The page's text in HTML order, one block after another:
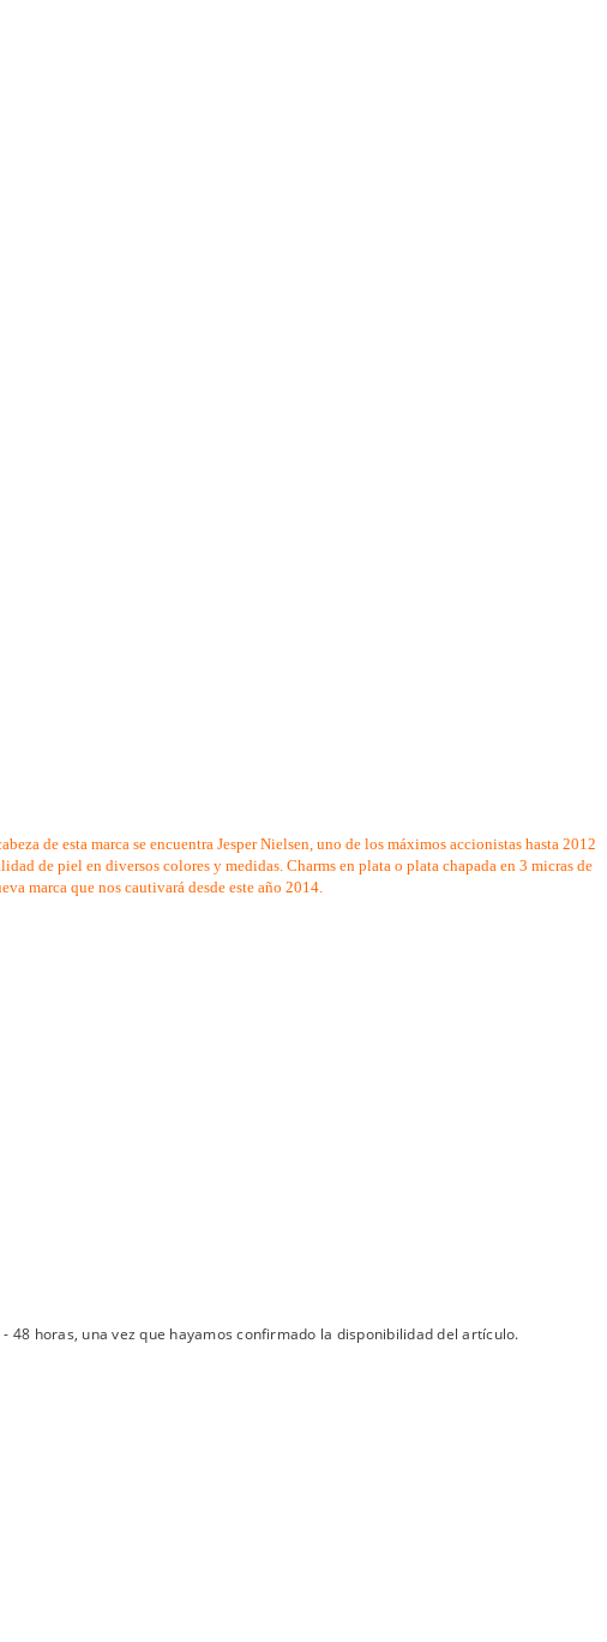
de esta marca se encuentra Jesper Nielsen, uno de los máximos accionistas hasta 2012
de piel en diversos colores y medidas. Charms en plata o plata chapada en 3 micras de
marca que nos cautivará desde este año 2014.
48 horas, una vez que hayamos confirmado la disponibilidad del artículo.